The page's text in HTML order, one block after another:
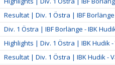
Resultat | Div. 1 Östra | IBF Borlänge
Div. 1 Östra | IBF Borlänge - IBK
Highlights | Div. 1 Östra | IBK Hudik -
Resultat | Div. 1 Östra | IBK Hudik -